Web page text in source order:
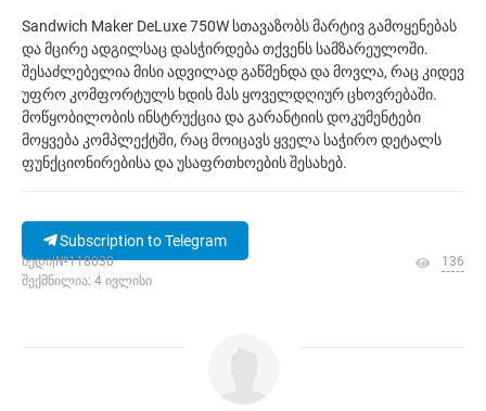
Sandwich Maker DeLuxe 750W სთავაზობს მარტივ გამოყენებას
და მცირე ადგილსაც დასჭირდება თქვენს სამზარეულოში.
შესაძლებელია მისი ადვილად გაწმენდა და მოვლა, რაც კიდევ
უფრო კომფორტულს ხდის მას ყოველდღიურ ცხოვრებაში.
მოწყობილობის ინსტრუქცია და გარანტიის დოკუმენტები
მოყვება კომპლექტში, რაც მოიცავს ყველა საჭირო დეტალს
ფუნქციონირებისა და უსაფრთხოების შესახებ.
Subscription to Telegram
ხედი|№118030
შექმნილია: 4 ივლისი
136